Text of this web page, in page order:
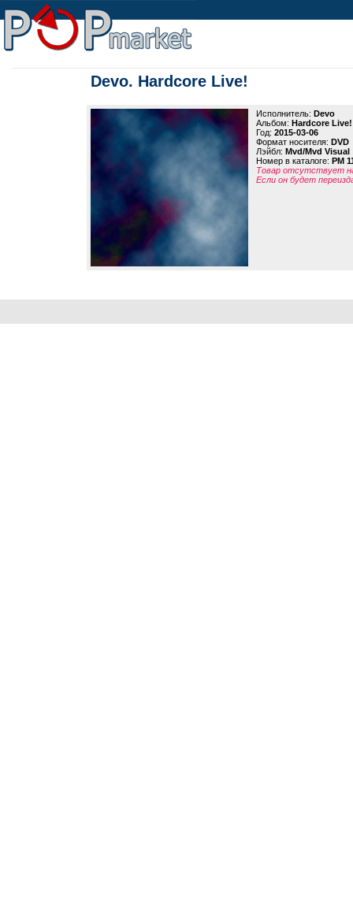
Devo. Hardcore Live!
Исполнитель: Devo
Альбом: Hardcore Live!
Год: 2015-03-06
Формат носителя: DVD
Лэйбл: Mvd/Mvd Visual
Номер в каталоге: PM
Товар отсутствует
Если он будет